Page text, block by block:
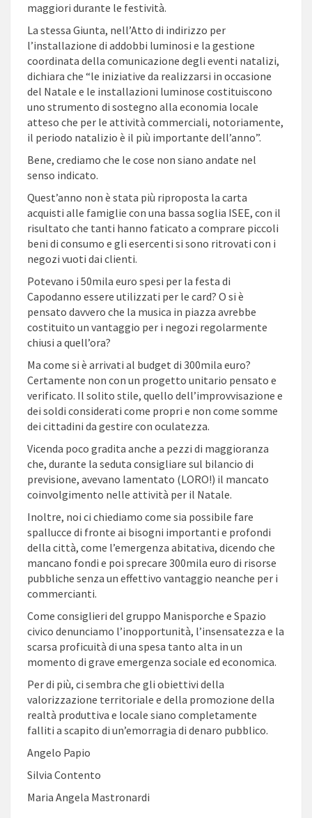
maggiori durante le festività.
La stessa Giunta, nell’Atto di indirizzo per
l’installazione di addobbi luminosi e la gestione
coordinata della comunicazione degli eventi natalizi,
dichiara che “le iniziative da realizzarsi in occasione
del Natale e le installazioni luminose costituiscono
uno strumento di sostegno alla economia locale
atteso che per le attività commerciali, notoriamente,
il periodo natalizio è il più importante dell’anno”.
Bene, crediamo che le cose non siano andate nel
senso indicato.
Quest’anno non è stata più riproposta la carta
acquisti alle famiglie con una bassa soglia ISEE, con il
risultato che tanti hanno faticato a comprare piccoli
beni di consumo e gli esercenti si sono ritrovati con i
negozi vuoti dai clienti.
Potevano i 50mila euro spesi per la festa di
Capodanno essere utilizzati per le card? O si è
pensato davvero che la musica in piazza avrebbe
costituito un vantaggio per i negozi regolarmente
chiusi a quell’ora?
Ma come si è arrivati al budget di 300mila euro?
Certamente non con un progetto unitario pensato e
verificato. Il solito stile, quello dell’improvvisazione e
dei soldi considerati come propri e non come somme
dei cittadini da gestire con oculatezza.
Vicenda poco gradita anche a pezzi di maggioranza
che, durante la seduta consigliare sul bilancio di
previsione, avevano lamentato (LORO!) il mancato
coinvolgimento nelle attività per il Natale.
Inoltre, noi ci chiediamo come sia possibile fare
spallucce di fronte ai bisogni importanti e profondi
della città, come l’emergenza abitativa, dicendo che
mancano fondi e poi sprecare 300mila euro di risorse
pubbliche senza un effettivo vantaggio neanche per i
commercianti.
Come consiglieri del gruppo Manisporche e Spazio
civico denunciamo l’inopportunità, l’insensatezza e la
scarsa proficuità di una spesa tanto alta in un
momento di grave emergenza sociale ed economica.
Per di più, ci sembra che gli obiettivi della
valorizzazione territoriale e della promozione della
realtà produttiva e locale siano completamente
falliti a scapito di un’emorragia di denaro pubblico.
Angelo Papio
Silvia Contento
Maria Angela Mastronardi